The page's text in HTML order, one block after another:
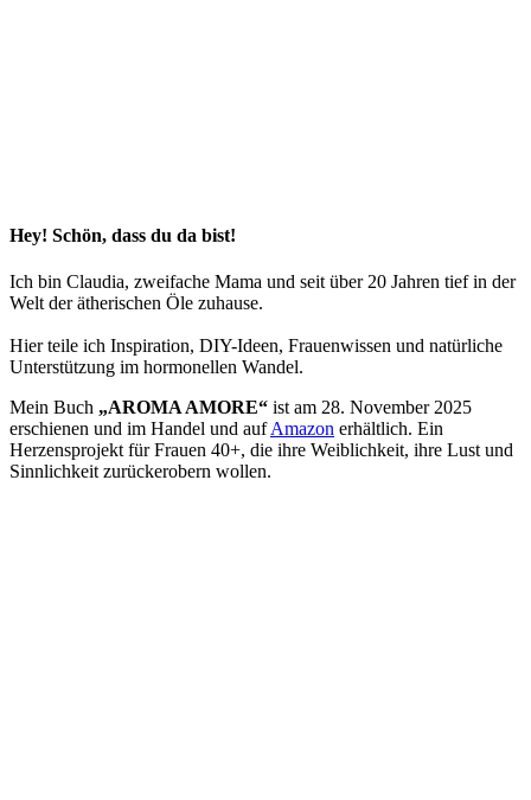
Hey! Schön, dass du da bist!
Ich bin Claudia, zweifache Mama und seit über 20 Jahren tief in der
Welt der ätherischen Öle zuhause.
Hier teile ich Inspiration, DIY-Ideen, Frauenwissen und natürliche
Unterstützung im hormonellen Wandel.
Mein Buch „AROMA AMORE“ ist am 28. November 2025
erschienen und im Handel und aufAmazon erhältlich. Ein
Herzensprojekt für Frauen 40+, die ihre Weiblichkeit, ihre Lust und
Sinnlichkeit zurückerobern wollen.